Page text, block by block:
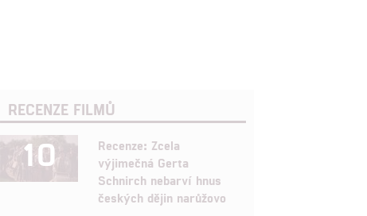
RECENZE FILMŮ
10
Recenze: Zcela
výjimečná Gerta
Schnirch nebarví hnus
českých dějin narůžovo